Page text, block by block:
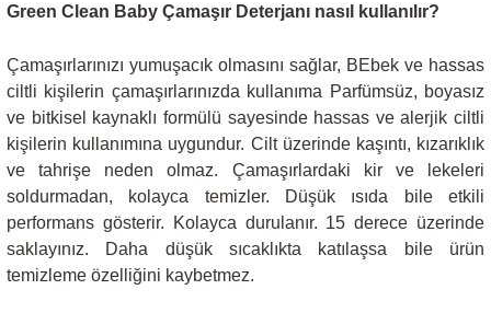
Green Clean Baby Çamaşır Deterjanı nasıl kullanılır?
Çamaşırlarınızı yumuşacık olmasını sağlar, BEbek ve hassas
ciltli kişilerin çamaşırlarınızda kullanıma Parfümsüz, boyasız
ve bitkisel kaynaklı formülü sayesinde hassas ve alerjik ciltli
kişilerin kullanımına uygundur. Cilt üzerinde kaşıntı, kızarıklık
ve tahrişe neden olmaz. Çamaşırlardaki kir ve lekeleri
soldurmadan, kolayca temizler. Düşük ısıda bile etkili
performans gösterir. Kolayca durulanır. 15 derece üzerinde
saklayınız. Daha düşük sıcaklıkta katılaşsa bile ürün
temizleme özelliğini kaybetmez.